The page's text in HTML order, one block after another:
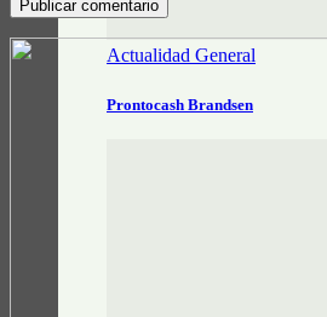
Actualidad General
Prontocash Brandsen